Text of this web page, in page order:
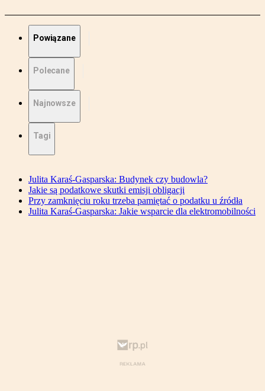
Powiązane
Polecane
Najnowsze
Tagi
Julita Karaś-Gasparska: Budynek czy budowla?
Jakie są podatkowe skutki emisji obligacji
Przy zamknięciu roku trzeba pamiętać o podatku u źródła
Julita Karaś-Gasparska: Jakie wsparcie dla elektromobilności